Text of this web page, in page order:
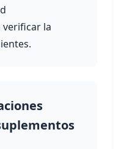
la